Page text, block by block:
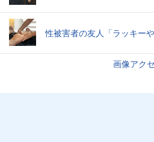
性被害者の友人「ラッキーや
画像アク